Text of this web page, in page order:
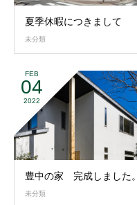
夏季休暇につきまして
未分類
FEB
04
2022
豊中の家 完成しました。
未分類